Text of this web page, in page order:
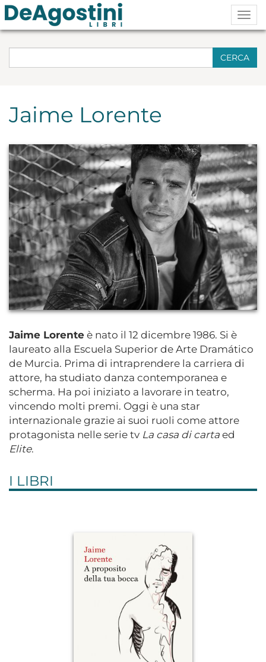
CERCA
Jaime Lorente
Jaime Lorente è nato il 12 dicembre 1986. Si è
laureato alla Escuela Superior de Arte Dramático
de Murcia. Prima di intraprendere la carriera di
attore, ha studiato danza contemporanea e
scherma. Ha poi iniziato a lavorare in teatro,
vincendo molti premi. Oggi è una star
internazionale grazie ai suoi ruoli come attore
protagonista nelle serie tv La casa di carta ed
Elite.
I LIBRI